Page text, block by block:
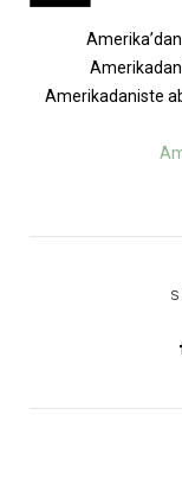
Amerika’dan
Amerikadaniste